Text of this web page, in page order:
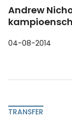
Andrew
04-08-2014
TRANSFER